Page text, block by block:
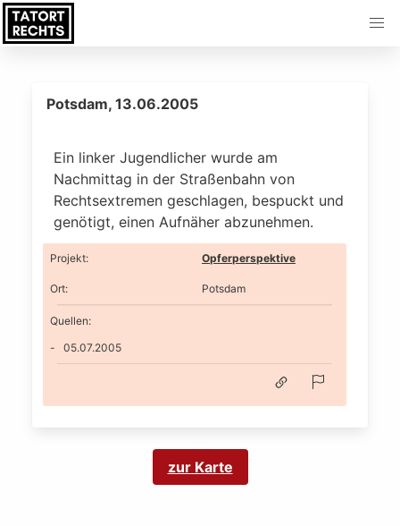
Potsdam, 13.06.2005
Ein linker Jugendlicher wurde am
Nachmittag in der Straßenbahn von
Rechtsextremen geschlagen, bespuckt und
genötigt, einen Aufnäher abzunehmen.
Projekt: Opferperspektive
Ort: Potsdam
Quellen:
05.07.2005
zur Karte